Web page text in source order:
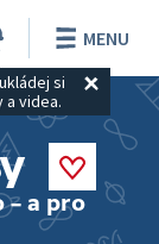
si
videa.
MENU
– a pro